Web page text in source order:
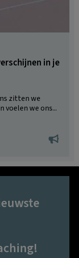
in je
zitten we
voelen we ons...